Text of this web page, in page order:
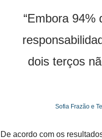
“Embora 94%
dois terços
Sofia Frazão e
De acordo com os